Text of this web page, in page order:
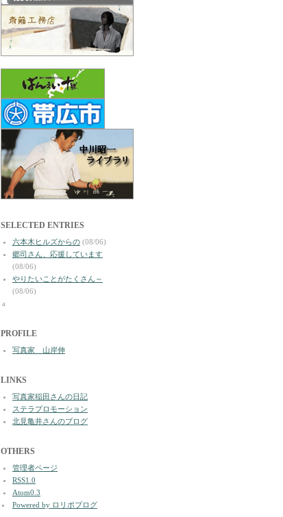
SELECTED ENTRIES
六本木ヒルズからの (08/06)
郷司さん、応援しています
(08/06)
やりたいことがたくさん～
(08/06)
a
PROFILE
写真家 山岸伸
LINKS
写真家稲田さんの日記
ステラプロモーション
北見亀井さんのブログ
OTHERS
管理者ページ
RSS1.0
Atom0.3
Powered by ロリポブログ